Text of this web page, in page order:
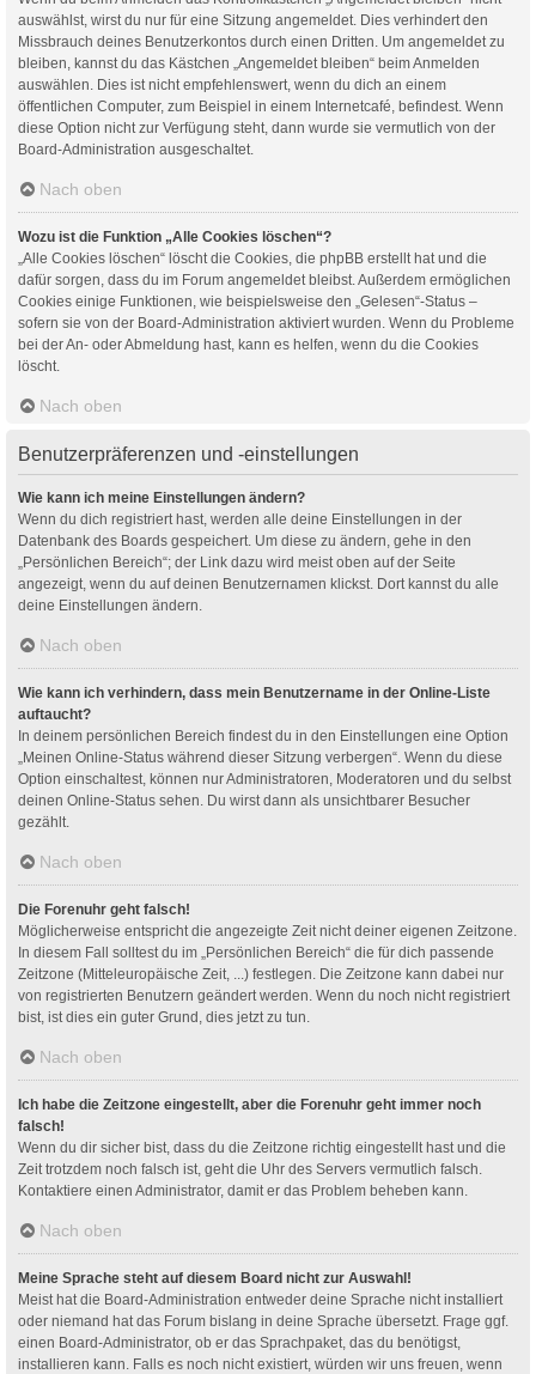
auswählst, wirst du nur für eine Sitzung angemeldet. Dies verhindert den
Missbrauch deines Benutzerkontos durch einen Dritten. Um angemeldet zu
bleiben, kannst du das Kästchen „Angemeldet bleiben“ beim Anmelden
auswählen. Dies ist nicht empfehlenswert, wenn du dich an einem
öffentlichen Computer, zum Beispiel in einem Internetcafé, befindest. Wenn
diese Option nicht zur Verfügung steht, dann wurde sie vermutlich von der
Board-Administration ausgeschaltet.
Nach oben
Wozu ist die Funktion „Alle Cookies löschen“?
„Alle Cookies löschen“ löscht die Cookies, die phpBB erstellt hat und die
dafür sorgen, dass du im Forum angemeldet bleibst. Außerdem ermöglichen
Cookies einige Funktionen, wie beispielsweise den „Gelesen“-Status –
sofern sie von der Board-Administration aktiviert wurden. Wenn du Probleme
bei der An- oder Abmeldung hast, kann es helfen, wenn du die Cookies
löscht.
Nach oben
Benutzerpräferenzen und -einstellungen
Wie kann ich meine Einstellungen ändern?
Wenn du dich registriert hast, werden alle deine Einstellungen in der
Datenbank des Boards gespeichert. Um diese zu ändern, gehe in den
„Persönlichen Bereich“; der Link dazu wird meist oben auf der Seite
angezeigt, wenn du auf deinen Benutzernamen klickst. Dort kannst du alle
deine Einstellungen ändern.
Nach oben
Wie kann ich verhindern, dass mein Benutzername in der Online-Liste
auftaucht?
In deinem persönlichen Bereich findest du in den Einstellungen eine Option
„Meinen Online-Status während dieser Sitzung verbergen“. Wenn du diese
Option einschaltest, können nur Administratoren, Moderatoren und du selbst
deinen Online-Status sehen. Du wirst dann als unsichtbarer Besucher
gezählt.
Nach oben
Die Forenuhr geht falsch!
Möglicherweise entspricht die angezeigte Zeit nicht deiner eigenen Zeitzone.
In diesem Fall solltest du im „Persönlichen Bereich“ die für dich passende
Zeitzone (Mitteleuropäische Zeit, ...) festlegen. Die Zeitzone kann dabei nur
von registrierten Benutzern geändert werden. Wenn du noch nicht registriert
bist, ist dies ein guter Grund, dies jetzt zu tun.
Nach oben
Ich habe die Zeitzone eingestellt, aber die Forenuhr geht immer noch
falsch!
Wenn du dir sicher bist, dass du die Zeitzone richtig eingestellt hast und die
Zeit trotzdem noch falsch ist, geht die Uhr des Servers vermutlich falsch.
Kontaktiere einen Administrator, damit er das Problem beheben kann.
Nach oben
Meine Sprache steht auf diesem Board nicht zur Auswahl!
Meist hat die Board-Administration entweder deine Sprache nicht installiert
oder niemand hat das Forum bislang in deine Sprache übersetzt. Frage ggf.
einen Board-Administrator, ob er das Sprachpaket, das du benötigst,
installieren kann. Falls es noch nicht existiert, würden wir uns freuen, wenn